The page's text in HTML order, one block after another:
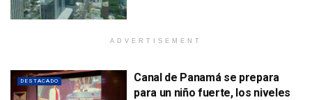
ADVERTISEMENT
DESTACADO
Canal de Panamá se prepara
para un niño fuerte, los niveles